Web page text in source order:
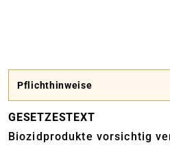
Pflichthinweise
GESETZESTEXT
Biozidprodukte vorsichtig